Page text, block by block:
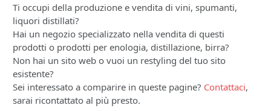
Ti occupi della produzione e vendita di vini, spumanti,
liquori distillati?
Hai un negozio specializzato nella vendita di questi
prodotti o prodotti per enologia, distillazione, birra?
Non hai un sito web o vuoi un restyling del tuo sito
esistente?
Sei interessato a comparire in queste pagine? Contattaci,
sarai ricontattato al più presto.